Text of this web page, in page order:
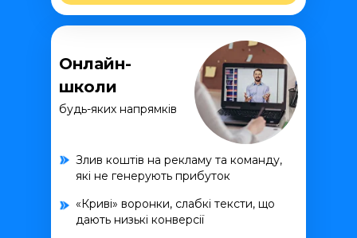
Онлайн-
школи
будь-яких напрямків
Злив коштів на рекламу та команду,
які не генерують прибуток
«Криві» воронки, слабкі тексти, що
дають низькі конверсії